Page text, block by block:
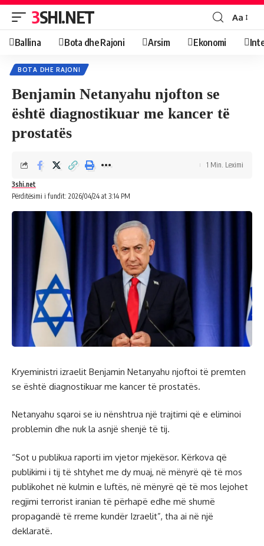
3SHI.NET Aa
Ballina Bota dhe Rajoni Arsim Ekonomi
BOTA DHE RAJONI
Benjamin Netanyahu njofton se
është diagnostikuar me kancer të
prostatës
Përditësimi i fundit: 2026/04/24 at 3:14 PM
3shi.net
1 Min. Leximi
Kryeministri izraelit Benjamin Netanyahu njoftoi të premten
se është diagnostikuar me kancer të prostatës.
Netanyahu sqaroi se iu nënshtrua një trajtimi që e eliminoi
problemin dhe nuk la asnjë shenjë të tij.
“Sot u publikua raporti im vjetor mjekësor. Kërkova që
publikimi i tij të shtyhet me dy muaj, në mënyrë që të mos
publikohet në kulmin e luftës, në mënyrë që të mos lejohet
regjimi terrorist iranian të përhapë edhe më shumë
propagandë të rreme kundër Izraelit”, tha ai në një
deklaratë.